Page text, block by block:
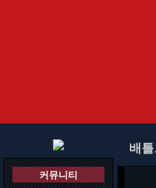
커뮤니티
배